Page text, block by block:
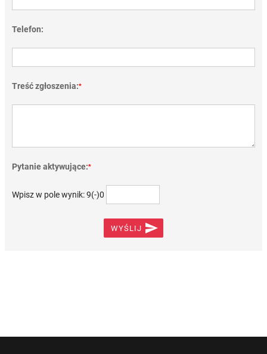
Telefon:
Treść zgłoszenia:*
Pytanie aktywujące:*
Wpisz w pole wynik: 9(-)0
WYŚLIJ 